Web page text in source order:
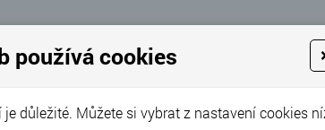
+420 737 352 016 (Po - Pá 8:00 -
používá cookies
důležité. Můžete si vybrat z nastavení cookies